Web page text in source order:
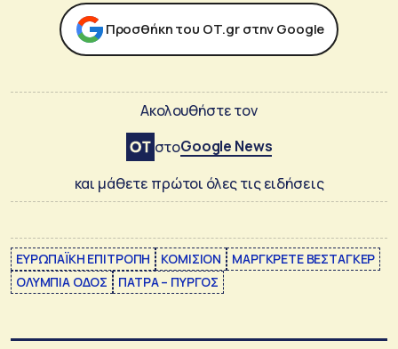
Προσθήκη του ΟΤ.gr στην Google
Ακολουθήστε τον
στοGoogle News
και μάθετε πρώτοι όλες τις ειδήσεις
ΕΥΡΩΠΑΪΚΗ ΕΠΙΤΡΟΠΗ ΚΟΜΙΣΙΟΝ
ΜΑΡΓΚΡΕΤΕ ΒΕΣΤΑΓΚΕΡ
ΟΛΥΜΠΙΑ ΟΔΟΣ
ΠΑΤΡΑ – ΠΥΡΓΟΣ